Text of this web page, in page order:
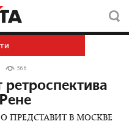
566
ПРЕДСТАВИТ В МОСКВЕ